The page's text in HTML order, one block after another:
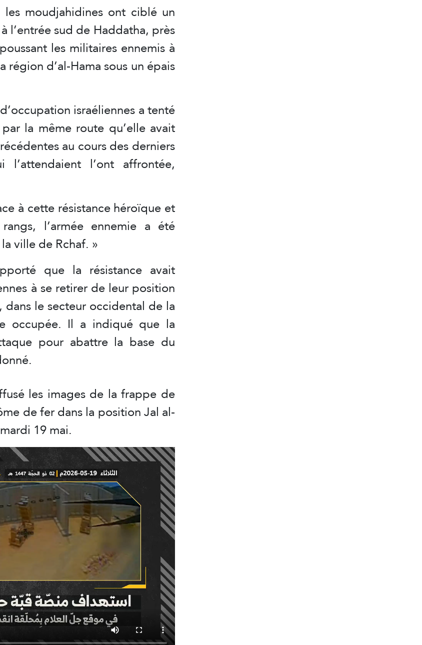
moudjahidines ont ciblé un
l’entrée sud de Haddatha, près
les militaires ennemis à
d’al-Hama sous un épais
israéliennes a tenté
la même route qu’elle avait
au cours des derniers
l’ont affrontée,
à cette résistance héroïque et
l’armée ennemie a été
ville de Rchaf. »
que la résistance avait
à se retirer de leur position
le secteur occidental de la
occupée. Il a indiqué que la
pour abattre la base du
les images de la frappe de
de fer dans la position Jal al-
19 mai.